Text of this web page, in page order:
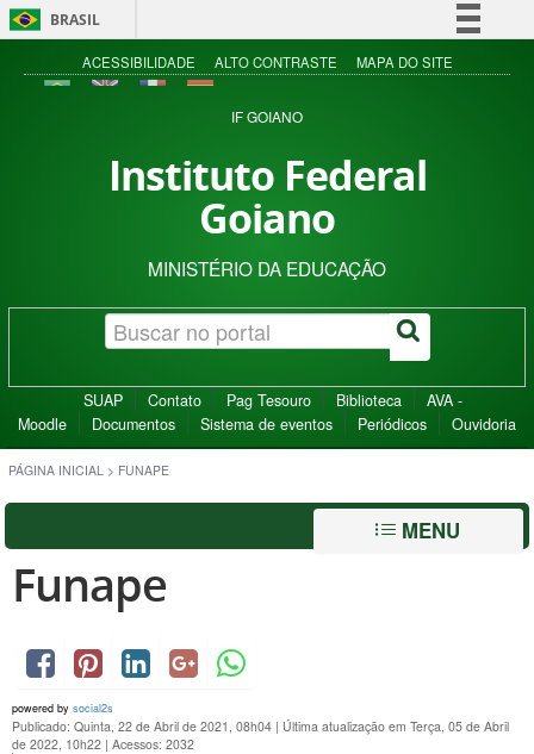
BRASIL
Simplifique!
Acesso à informação
ACESSIBILIDADE ALTO CONTRASTE MAPA DO SITE
IF GOIANO
Instituto Federal
Goiano
MINISTÉRIO DA EDUCAÇÃO
SUAP Contato Pag Tesouro Biblioteca
AVA -
Moodle
Documentos Sistema de eventos Periódicos Ouvidoria
PÁGINA INICIAL > FUNAPE
MENU
Funape
powered by social2s
Publicado: Quinta, 22 de Abril de 2021, 08h04 | Última atualização em Terça, 05 de Abril
de 2022, 10h22 | Acessos: 2032